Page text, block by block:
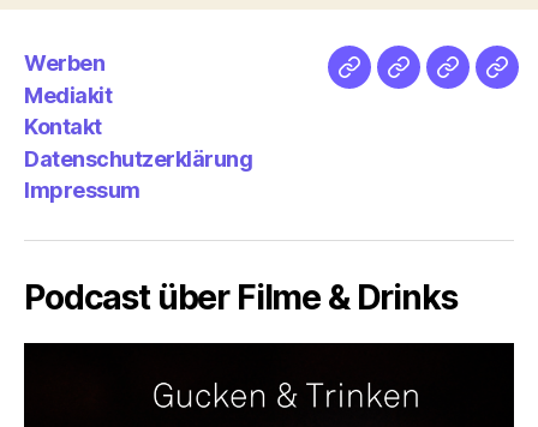
Werben
Mediakit
Kontakt
Datenschutzerklärung
Impressum
NetzMedien
Podcast über Filme & Drinks